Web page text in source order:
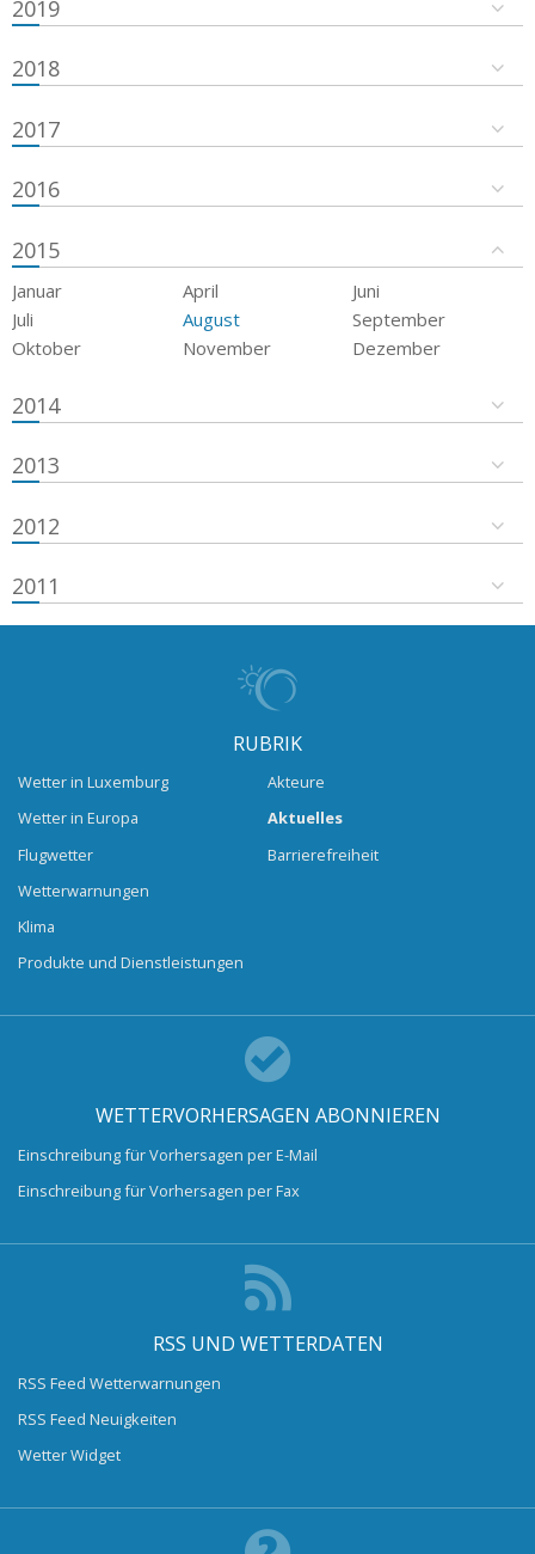
2019
2018
2017
2016
2015
Januar April
Juni
Juli
August
September
Oktober
November Dezember
2014
2013
2012
2011
RUBRIK
Wetter in Luxemburg
Wetter in Europa
Flugwetter
Wetterwarnungen
Klima
Produkte und Dienstleistungen
Akteure
Aktuelles
Barrierefreiheit
WETTERVORHERSAGEN ABONNIEREN
Einschreibung für Vorhersagen per E-Mail
Einschreibung für Vorhersagen per Fax
RSS UND WETTERDATEN
RSS Feed Wetterwarnungen
RSS Feed Neuigkeiten
Wetter Widget